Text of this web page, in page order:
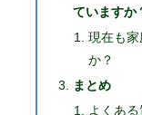
ていますか
現在も
か？
まとめ
よくあ